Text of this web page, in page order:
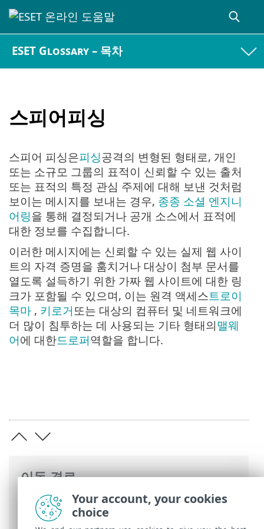
ESET Glossary – 목차
스피어피싱
이동 경로
ESET 온라인 도움말>ESET Glossary>이메
일 위협> 피싱> 스피어피싱
스피어 피싱은피싱공격의 변형된 형태로, 개인
또는 소규모 그룹의 표적이 신뢰할 수 있는 출처
또는 표적의 특정 관심 주제에 대해 보낸 것처럼
보이는 메시지를 보내는 경우, 종종 소셜 엔지니
어링을 통해 결정되거나 공개 소스에서 표적에
대한 정보를 수집합니다.
이러한 메시지에는 신뢰할 수 있는 실제 웹 사이
트의 자격 증명을 훔치거나 대상이 첨부 문서를
열도록 설득하기 위한 가짜 웹 사이트에 대한 링
크가 포함될 수 있으며, 이는 원격 액세스트로이
목마 , 키로거또는 대상의 컴퓨터 및 네트워크에
더 많이 침투하는 데 사용되는 기타 형태의맬웨
어에 대한드로퍼역할을 합니다.
Your account, your cookies
choice